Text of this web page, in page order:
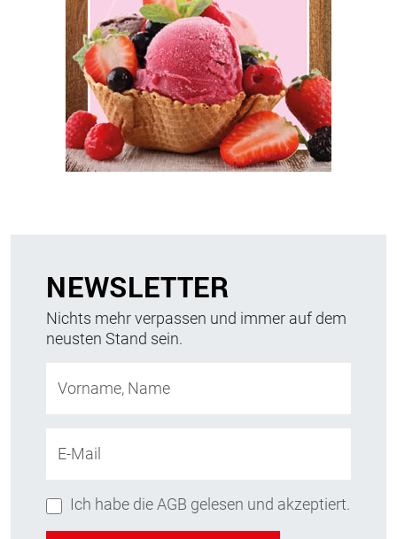
NEWSLETTER
Nichts mehr verpassen und immer auf dem
neusten Stand sein.
Vorname, Name
E-Mail
Ich habe die AGB gelesen und akzeptiert.